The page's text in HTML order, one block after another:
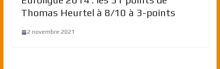
Thomas Heurtel à 8/10 à 3-points
2 novembre 2021